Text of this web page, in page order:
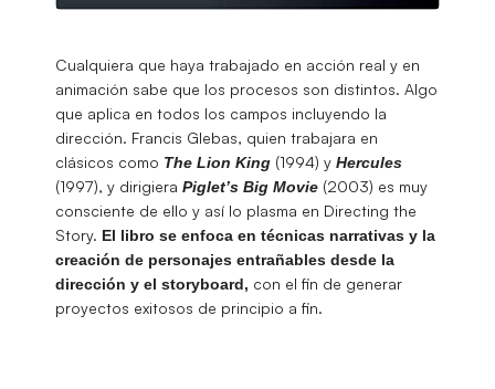
Cualquiera que haya trabajado en acción real y en
animación sabe que los procesos son distintos. Algo
que aplica en todos los campos incluyendo la
dirección. Francis Glebas, quien trabajara en
clásicos como The Lion King (1994) y Hercules
(1997), y dirigiera Piglet’s Big Movie (2003) es muy
consciente de ello y así lo plasma en Directing the
Story. El libro se enfoca en técnicas narrativas y la
creación de personajes entrañables desde la
dirección y el storyboard, con el fin de generar
proyectos exitosos de principio a fin.